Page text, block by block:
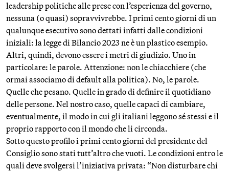
leadership politiche alle prese con l’esperienza del governo,
nessuna (o quasi) sopravvivrebbe. I primi cento giorni di un
qualunque esecutivo sono dettati infatti dalle condizioni
iniziali: la legge di Bilancio 2023 ne è un plastico esempio.
Altri, quindi, devono essere i metri di giudizio. Uno in
particolare: le parole. Attenzione: non le chiacchiere (che
ormai associamo di default alla politica). No, le parole.
Quelle che pesano. Quelle in grado di definire il quotidiano
delle persone. Nel nostro caso, quelle capaci di cambiare,
eventualmente, il modo in cui gli italiani leggono sé stessi e il
proprio rapporto con il mondo che li circonda.
Sotto questo profilo i primi cento giorni del presidente del
Consiglio sono stati tutt’altro che vuoti. Le condizioni entro le
quali deve svolgersi l’iniziativa privata: “Non disturbare chi